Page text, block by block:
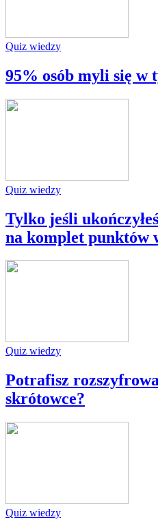
Quiz wiedzy
95% osób myli się w
Quiz wiedzy
Tylko jeśli
na komplet punktów
Quiz wiedzy
Potrafisz
skrótowce?
Quiz wiedzy